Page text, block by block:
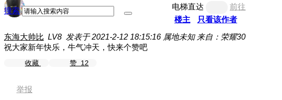
搜索 电梯直达
前往
楼主
只看该作者
东海大帅比 LV8 发表于 2021-2-12 18:15:16 属地未知 来自：荣耀30
祝大家新年快乐，牛气冲天，快来个赞吧
收藏 赞 12
举报